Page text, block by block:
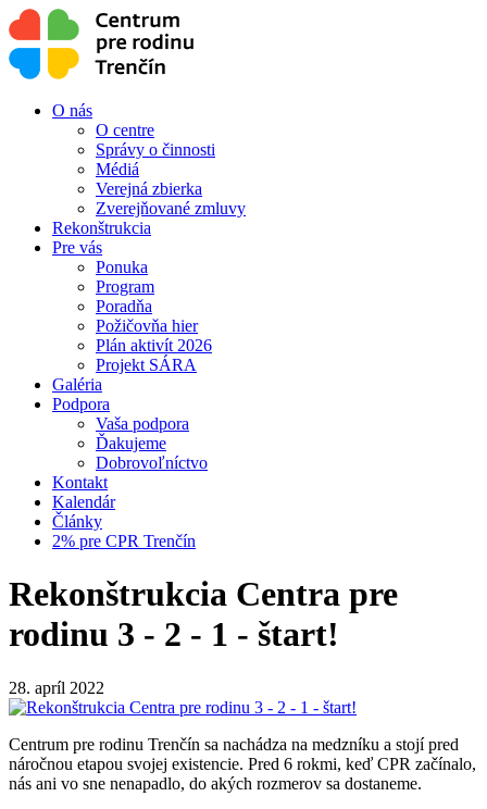
O nás
O centre
Správy o činnosti
Médiá
Verejná zbierka
Zverejňované zmluvy
Rekonštrukcia
Pre vás
Ponuka
Program
Poradňa
Požičovňa hier
Plán aktivít 2026
Projekt SÁRA
Galéria
Podpora
Vaša podpora
Ďakujeme
Dobrovoľníctvo
Kontakt
Kalendár
Články
2% pre CPR Trenčín
Rekonštrukcia Centra pre
rodinu 3 - 2 - 1 - štart!
28. apríl 2022
Centrum pre rodinu Trenčín sa nachádza na medzníku a stojí pred
náročnou etapou svojej existencie. Pred 6 rokmi, keď CPR začínalo,
nás ani vo sne nenapadlo, do akých rozmerov sa dostaneme.